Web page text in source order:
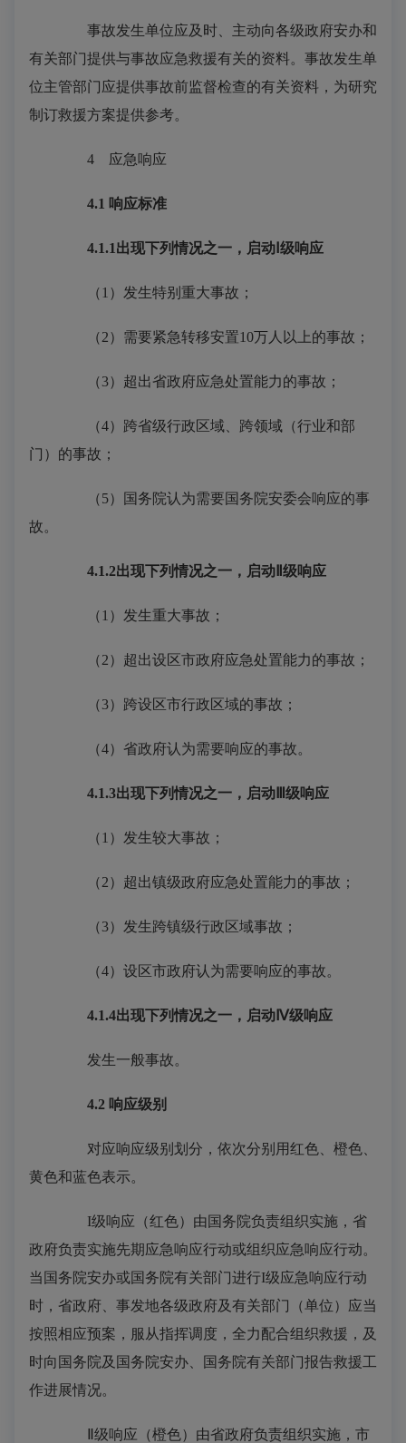
事故发生单位应及时、主动向各级政府安办和
有关部门提供与事故应急救援有关的资料。事故发生单
位主管部门应提供事故前监督检查的有关资料，为研究
制订救援方案提供参考。
4 应急响应
4.1 响应标准
4.1.1出现下列情况之一，启动Ⅰ级响应
（1）发生特别重大事故；
（2）需要紧急转移安置10万人以上的事故；
（3）超出省政府应急处置能力的事故；
（4）跨省级行政区域、跨领域（行业和部
门）的事故；
（5）国务院认为需要国务院安委会响应的事
故。
4.1.2出现下列情况之一，启动Ⅱ级响应
（1）发生重大事故；
（2）超出设区市政府应急处置能力的事故；
（3）跨设区市行政区域的事故；
（4）省政府认为需要响应的事故。
4.1.3出现下列情况之一，启动Ⅲ级响应
（1）发生较大事故；
（2）超出镇级政府应急处置能力的事故；
（3）发生跨镇级行政区域事故；
（4）设区市政府认为需要响应的事故。
4.1.4出现下列情况之一，启动Ⅳ级响应
发生一般事故。
4.2 响应级别
对应响应级别划分，依次分别用红色、橙色、
黄色和蓝色表示。
I级响应（红色）由国务院负责组织实施，省
政府负责实施先期应急响应行动或组织应急响应行动。
当国务院安办或国务院有关部门进行I级应急响应行动
时，省政府、事发地各级政府及有关部门（单位）应当
按照相应预案，服从指挥调度，全力配合组织救援，及
时向国务院及国务院安办、国务院有关部门报告救援工
作进展情况。
Ⅱ级响应（橙色）由省政府负责组织实施，市